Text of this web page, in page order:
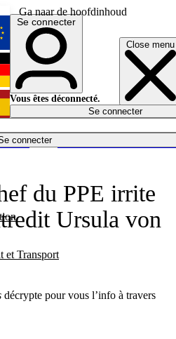
Ga naar de hoofdinhoud
Close menu
connecter
et Transport
English
Deutsch
Español
Se connecter
Vous êtes déconnecté.
Se connecter
du PPE irrite
Ursula von
décrypte pour vous l’info à travers